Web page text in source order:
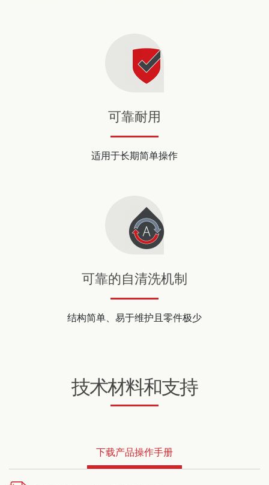
可靠耐用
适用于长期简单操作
可靠的自清洗机制
结构简单、易于维护且零件极少
技术材料和支持
下载产品操作手册